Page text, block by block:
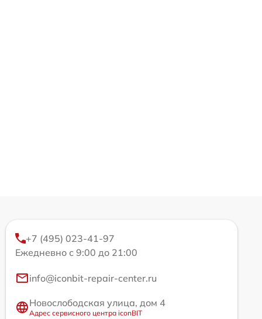
+7 (495) 023-41-97
Ежедневно с 9:00 до 21:00
info@iconbit-repair-center.ru
Новослободская улица, дом 4
Адрес сервисного центра iconBIT